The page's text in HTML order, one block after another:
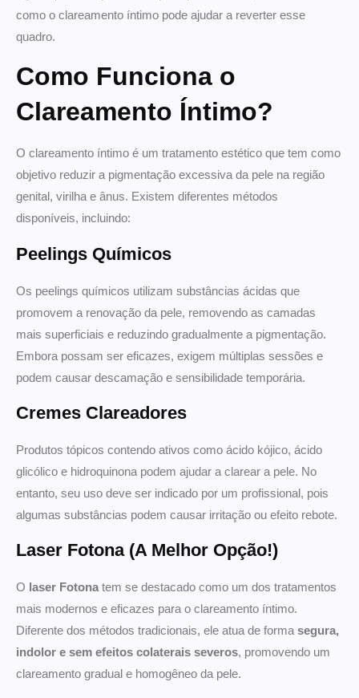
como o clareamento íntimo pode ajudar a reverter esse
quadro.
Como Funciona o
Clareamento Íntimo?
O clareamento íntimo é um tratamento estético que tem como
objetivo reduzir a pigmentação excessiva da pele na região
genital, virilha e ânus. Existem diferentes métodos
disponíveis, incluindo:
Peelings Químicos
Os peelings químicos utilizam substâncias ácidas que
promovem a renovação da pele, removendo as camadas
mais superficiais e reduzindo gradualmente a pigmentação.
Embora possam ser eficazes, exigem múltiplas sessões e
podem causar descamação e sensibilidade temporária.
Cremes Clareadores
Produtos tópicos contendo ativos como ácido kójico, ácido
glicólico e hidroquinona podem ajudar a clarear a pele. No
entanto, seu uso deve ser indicado por um profissional, pois
algumas substâncias podem causar irritação ou efeito rebote.
Laser Fotona (A Melhor Opção!)
O laser Fotona tem se destacado como um dos tratamentos
mais modernos e eficazes para o clareamento íntimo.
Diferente dos métodos tradicionais, ele atua de forma segura,
indolor e sem efeitos colaterais severos, promovendo um
clareamento gradual e homogêneo da pele.